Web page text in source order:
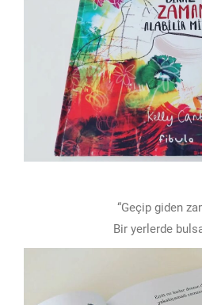
“Geçip giden
Bir yerlerde